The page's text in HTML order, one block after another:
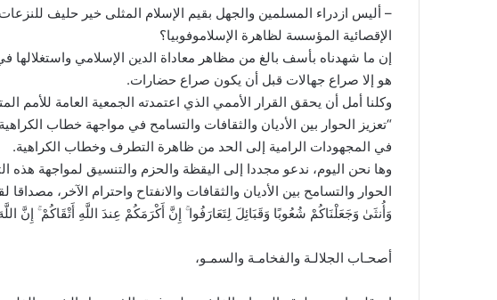
– أليس ازدراء المسلمين والجهل بقيم الإسلام المثلى خير حليف
الإقصائية المؤسسة لظاهرة الإسلاموفوبيا؟
إن ما شهدناه بأسف بالغ من مظاهر معاداة الدين الإسلامي واستغلالها
هو إلا صراع جهالات قبل أن يكون صراع حضارات.
“تعزيز الحوار بين الأديان والثقافات والتسامح في مواجهة خطاب
في المجهودات الرامية إلى الحد من ظاهرة التطرف وخطاب الكراهية.
وها نحن اليوم، ندعو مجددا إلى اليقظة والحزم والتنسيق لمواجهة هذه
الحوار والتسامح بين الأديان والثقافات والانفتاح واحترام الآخر، مصداقا
وَأُنثَىٰ وَجَعَلْنَاكُمْ شُعُوبًا وَقَبَائِلَ لِتَعَارَفُوا ۚ إِنَّ أَكْرَمَكُمْ عِندَ اللَّهِ أَتْقَاكُمْ ۚ إِنَّ
أصحـاب الجلالـة والفخامـة والسمـو،